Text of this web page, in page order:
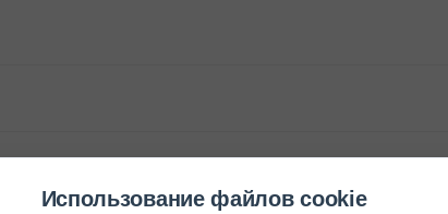
Использование файлов cookie